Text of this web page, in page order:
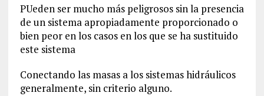
PUeden ser mucho más peligrosos sin la presencia
de un sistema apropiadamente proporcionado o
bien peor en los casos en los que se ha sustituido
este sistema
Conectando las masas a los sistemas hidráulicos
generalmente, sin criterio alguno.